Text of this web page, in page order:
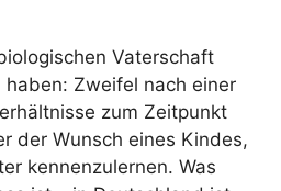
Vaterschaft
haben: Zweifel nach einer
zum Zeitpunkt
der Wunsch eines Kindes,
kennenzulernen. Was